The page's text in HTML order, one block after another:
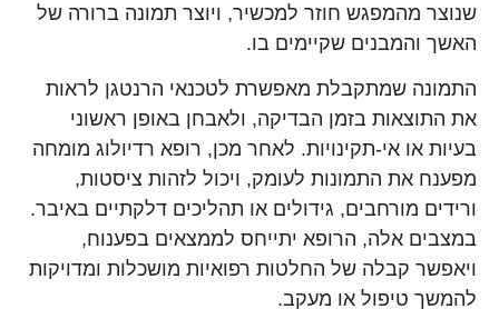
שנוצר מהמפגש חוזר למכשיר, ויוצר תמונה ברורה של
האשך והמבנים שקיימים בו.
התמונה שמתקבלת מאפשרת לטכנאי הרנטגן לראות
את התוצאות בזמן הבדיקה, ולאבחן באופן ראשוני
בעיות או אי-תקינויות. לאחר מכן, רופא רדיולוג מומחה
מפענח את התמונות לעומק, ויכול לזהות ציסטות,
ורידים מורחבים, גידולים או תהליכים דלקתיים באיבר.
במצבים אלה, הרופא יתייחס לממצאים בפענוח,
ויאפשר קבלה של החלטות רפואיות מושכלות ומדויקות
להמשך טיפול או מעקב.